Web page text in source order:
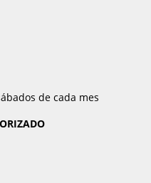
de cada mes